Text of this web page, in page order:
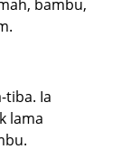
bambu,
Ia
lama